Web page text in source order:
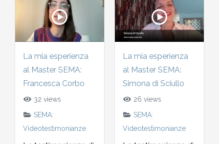
La mia esperienza
al Master SEMA:
Francesca Corbo
32 views
SEMA:
Videotestimonianze
La mia esperienza
al Master SEMA:
Simona di Sciullo
26 views
SEMA:
Videotestimonianze